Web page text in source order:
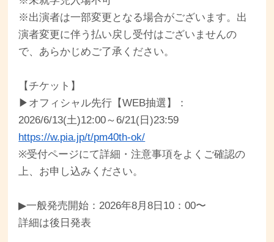
※出演者は一部変更となる場合がございます。出
演者変更に伴う払い戻し受付はございませんの
で、あらかじめご了承ください。
【チケット】
▶︎オフィシャル先行【WEB抽選】：
2026/6/13(土)12:00～6/21(日)23:59
https://w.pia.jp/t/pm40th-ok/
※受付ページにて詳細・注意事項をよくご確認の
上、お申し込みください。
▶︎一般発売開始：2026年8月8日10：00〜
詳細は後日発表